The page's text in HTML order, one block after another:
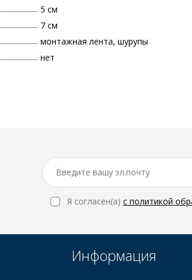
5 см
7 см
монтажная лента, шурупы
нет
Я согласен(a) с политикой
Информация